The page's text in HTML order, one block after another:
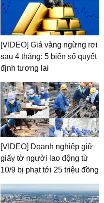
[VIDEO] Giá vàng ngừng rơi
sau 4 tháng: 5 biến số quyết
định tương lai
[VIDEO] Doanh nghiệp giữ
giấy tờ người lao động từ
10/9 bị phạt tới 25 triệu đồng